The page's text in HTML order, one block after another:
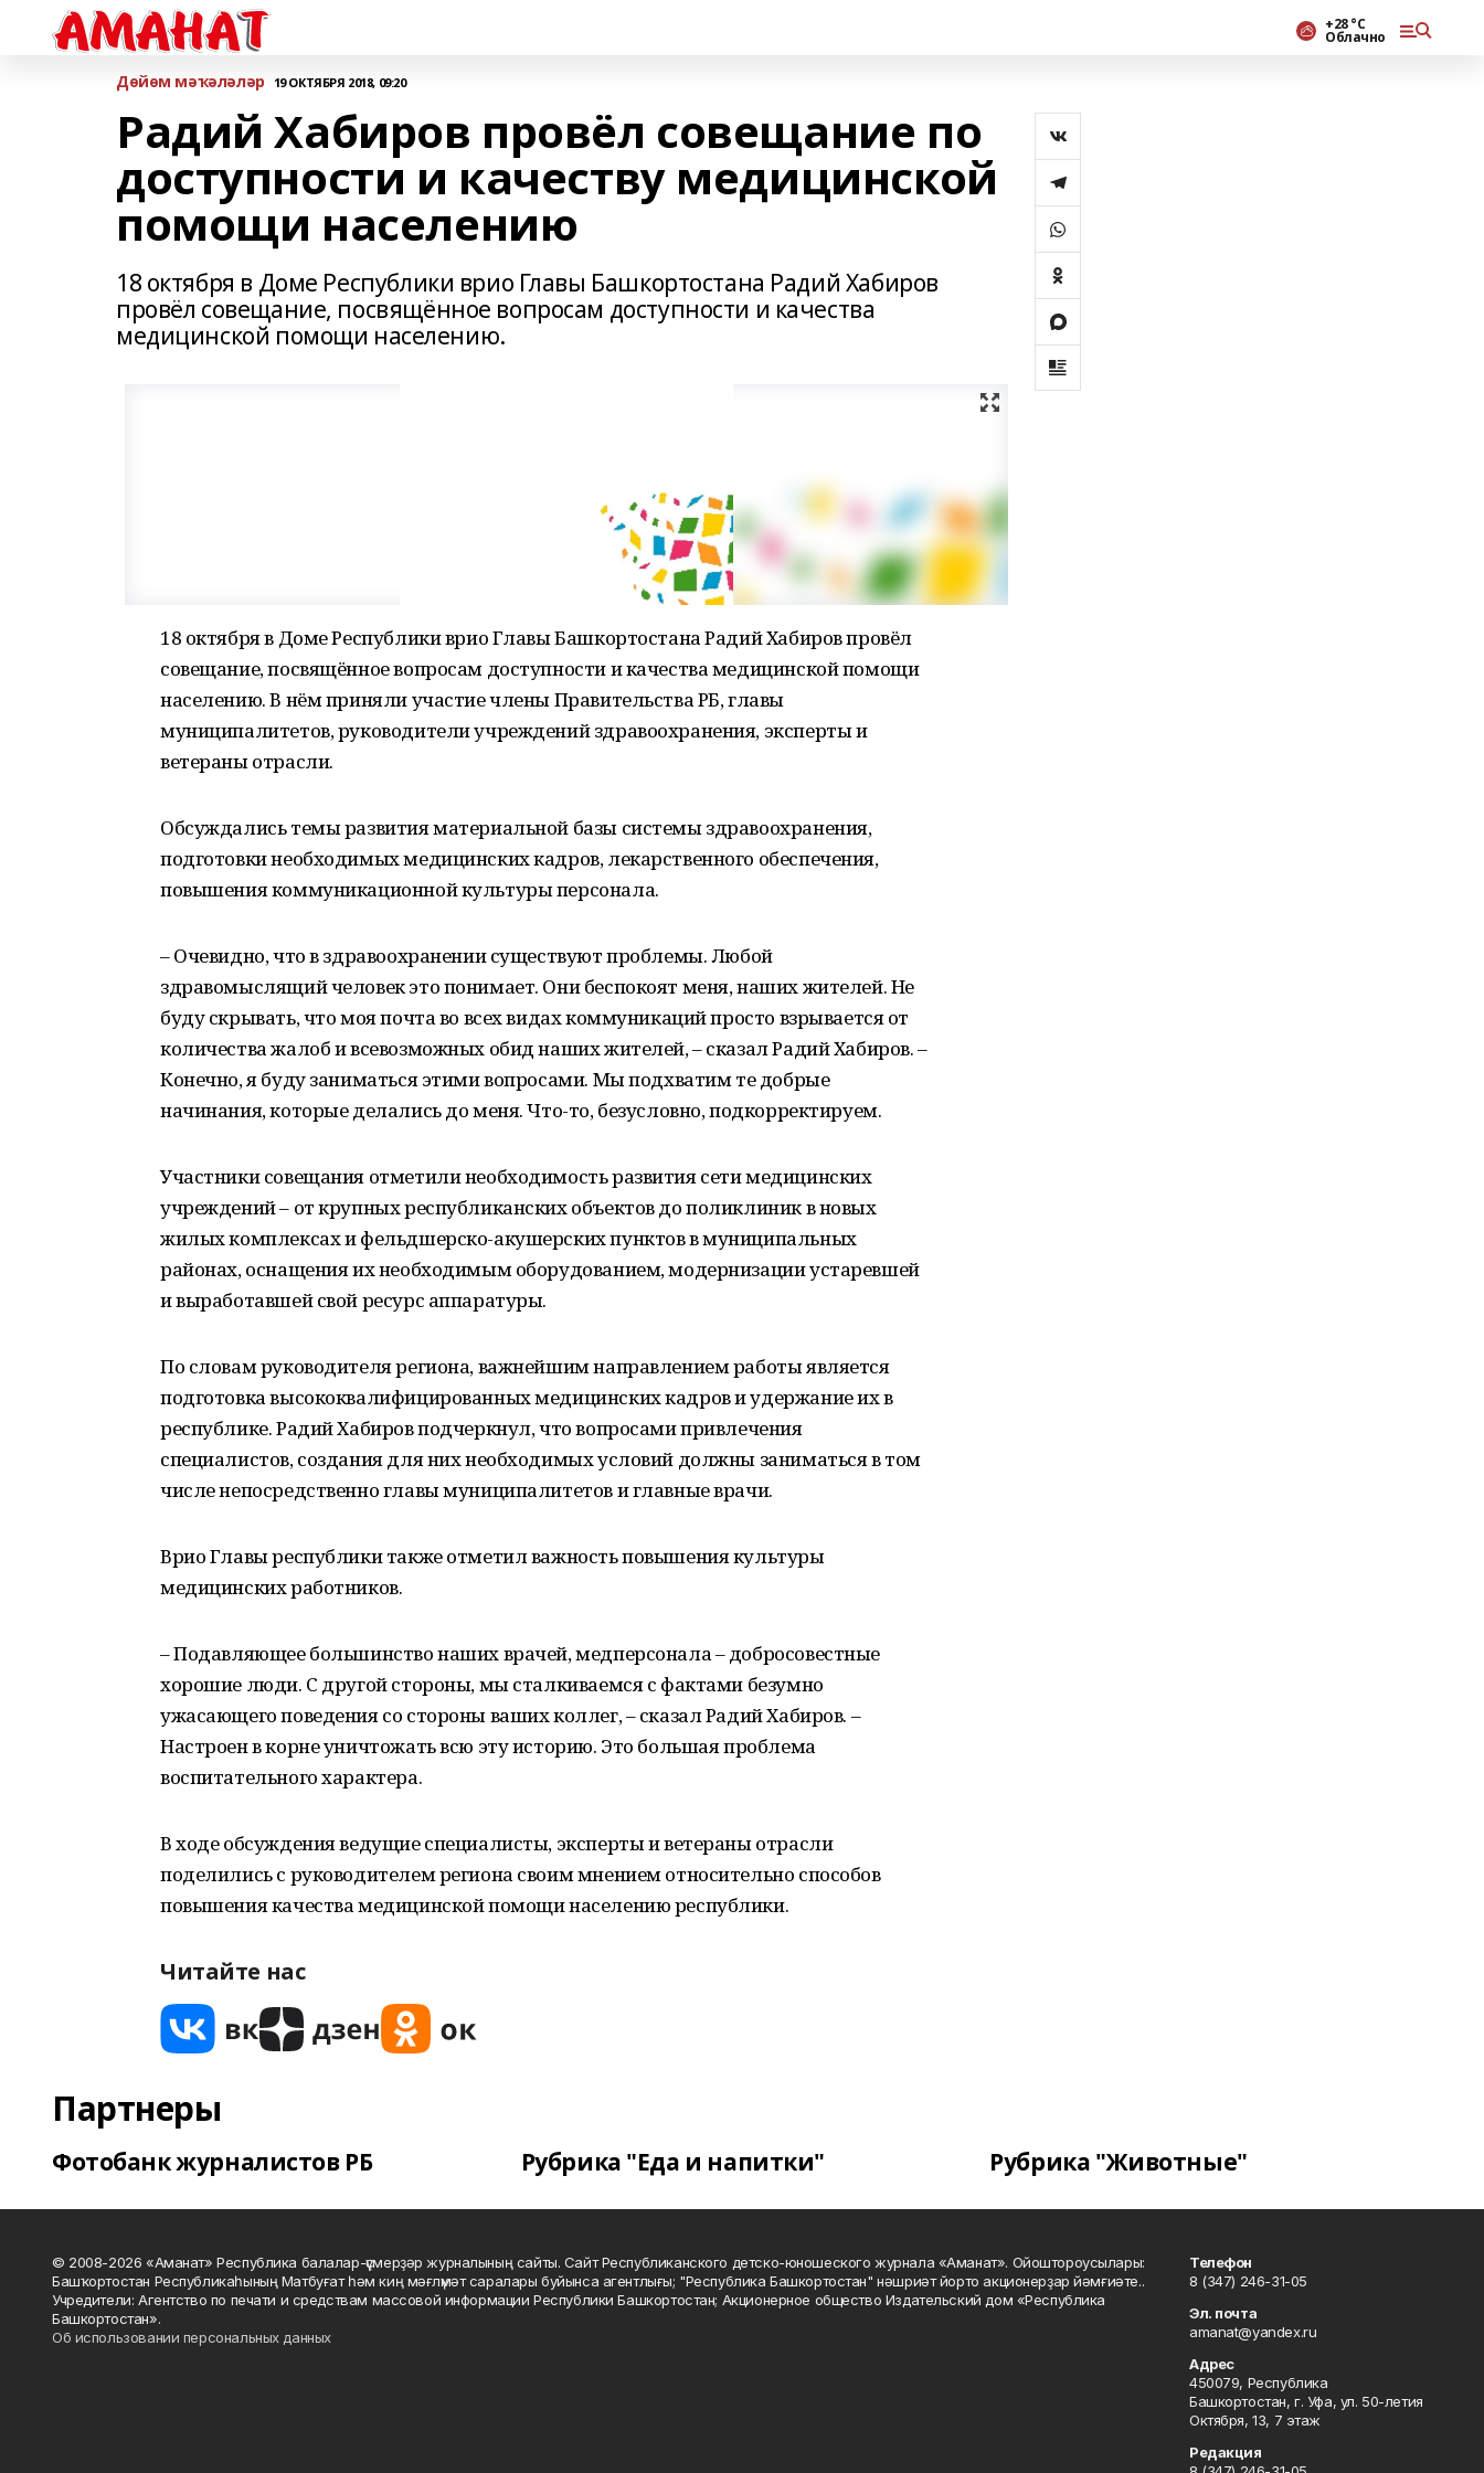
+28 °С
Облачно
Дөйөм мәҡәләләр 19 ОКТЯБРЯ 2018, 09:20
Радий Хабиров провёл совещание по
доступности и качеству медицинской
помощи населению
18 октября в Доме Республики врио Главы Башкортостана Радий Хабиров
провёл совещание, посвящённое вопросам доступности и качества
медицинской помощи населению.
18 октября в Доме Республики врио Главы Башкортостана Радий Хабиров провёл
совещание, посвящённое вопросам доступности и качества медицинской помощи
населению. В нём приняли участие члены Правительства РБ, главы
муниципалитетов, руководители учреждений здравоохранения, эксперты и
ветераны отрасли.
Обсуждались темы развития материальной базы системы здравоохранения,
подготовки необходимых медицинских кадров, лекарственного обеспечения,
повышения коммуникационной культуры персонала.
– Очевидно, что в здравоохранении существуют проблемы. Любой
здравомыслящий человек это понимает. Они беспокоят меня, наших жителей. Не
буду скрывать, что моя почта во всех видах коммуникаций просто взрывается от
количества жалоб и всевозможных обид наших жителей, – сказал Радий Хабиров. –
Конечно, я буду заниматься этими вопросами. Мы подхватим те добрые
начинания, которые делались до меня. Что-то, безусловно, подкорректируем.
Участники совещания отметили необходимость развития сети медицинских
учреждений – от крупных республиканских объектов до поликлиник в новых
жилых комплексах и фельдшерско-акушерских пунктов в муниципальных
районах, оснащения их необходимым оборудованием, модернизации устаревшей
и выработавшей свой ресурс аппаратуры.
По словам руководителя региона, важнейшим направлением работы является
подготовка высококвалифицированных медицинских кадров и удержание их в
республике. Радий Хабиров подчеркнул, что вопросами привлечения
специалистов, создания для них необходимых условий должны заниматься в том
числе непосредственно главы муниципалитетов и главные врачи.
Врио Главы республики также отметил важность повышения культуры
медицинских работников.
– Подавляющее большинство наших врачей, медперсонала – добросовестные
хорошие люди. С другой стороны, мы сталкиваемся с фактами безумно
ужасающего поведения со стороны ваших коллег, – сказал Радий Хабиров. –
Настроен в корне уничтожать всю эту историю. Это большая проблема
воспитательного характера.
В ходе обсуждения ведущие специалисты, эксперты и ветераны отрасли
поделились с руководителем региона своим мнением относительно способов
повышения качества медицинской помощи населению республики.
Читайте нас
Партнеры
Фотобанк журналистов РБ Рубрика "Еда и напитки" Рубрика "Животные"
© 2008-2026 «Аманат» Республика балалар-үҫмерҙәр журналының сайты. Сайт Республиканского детско-юношеского журнала «Аманат». Ойоштороусылары:
Башҡортостан Республикаһының Матбуғат һәм киң мәғлүмәт саралары буйынса агентлығы; "Республика Башкортостан" нәшриәт йорто акционерҙар йәмғиәте..
Учредители: Агентство по печати и средствам массовой информации Республики Башкортостан; Акционерное общество Издательский дом «Республика
Башкортостан».
Об использовании персональных данных
Телефон
8 (347) 246-31-05
Эл. почта
amanat@yandex.ru
Адрес
450079, Республика
Башкортостан, г. Уфа, ул. 50-летия
Октября, 13, 7 этаж
Редакция